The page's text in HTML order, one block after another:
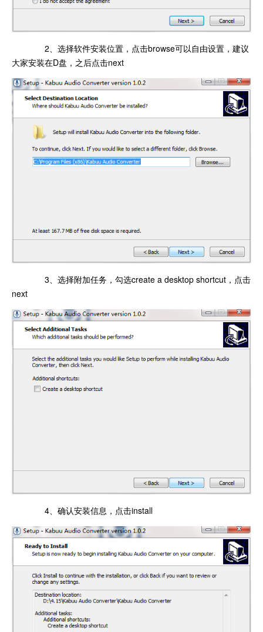
2、选择软件安装位置，点击browse可以自由设置，建议
大家安装在D盘，之后点击next
3、选择附加任务，勾选create a desktop shortcut，点击
next
4、确认安装信息，点击install